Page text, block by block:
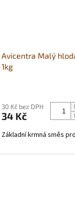
Avicentra Malý
1kg
produktu
je
z
hvězdiček.
30 Kč bez DPH
34 Kč
Základní krmná směs